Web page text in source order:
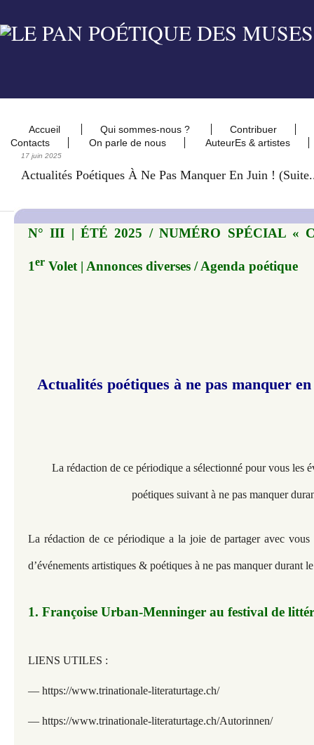
Accueil Qui sommes-nous ?
Contribuer
Contacts
On parle de nous AuteurEs & artistes
17 juin 2025
Actualités Poétiques À Ne Pas Manquer En Juin !
N° III | ÉTÉ 2025 / NUMÉRO SPÉCIAL «
1er Volet | Annonces diverses / Agenda poétique
Actualités poétiques à ne pas manquer
La rédaction de ce périodique a sélectionné pour vous les
poétiques suivant à ne pas manquer
La rédaction de ce périodique a la joie de partager avec vous
d’événements artistiques & poétiques à ne pas manquer durant
1. Françoise Urban-Menninger au festival de
LIENS UTILES :
— https://www.trinationale-literaturtage.ch/
— https://www.trinationale-literaturtage.ch/Autorinnen/